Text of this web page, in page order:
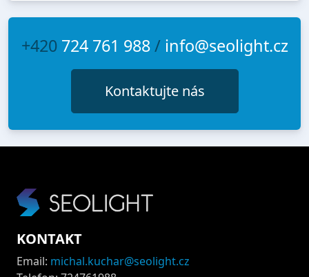
+420 724 761 988/ info@seolight.cz
Kontaktujte nás
KONTAKT
Email: michal.kuchar@seolight.cz